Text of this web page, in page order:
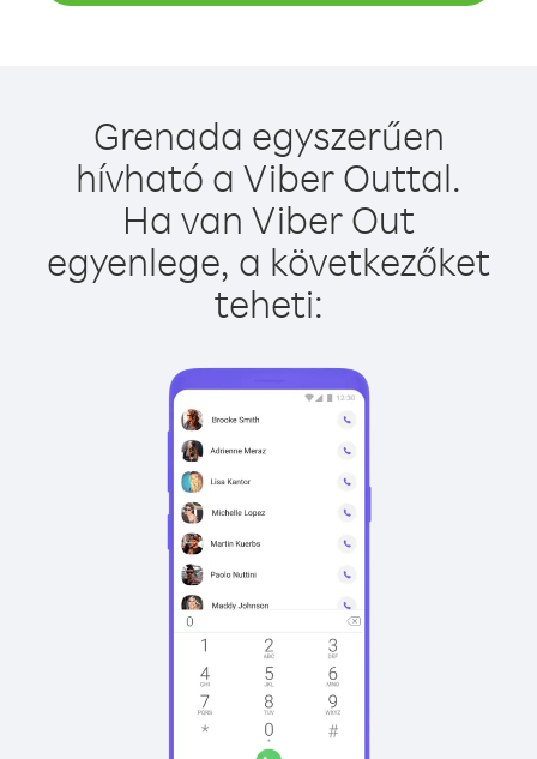
Grenada egyszerűen
hívható a Viber Outtal.
Ha van Viber Out
egyenlege, a következőket
teheti: